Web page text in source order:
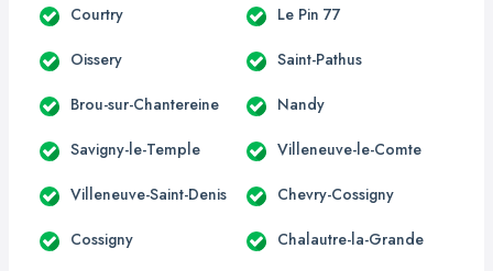
Courtry Le Pin 77
Oissery Saint-Pathus
Brou-sur-Chantereine Nandy
Savigny-le-Temple Villeneuve-le-Comte
Villeneuve-Saint-Denis Chevry-Cossigny
Cossigny Chalautre-la-Grande